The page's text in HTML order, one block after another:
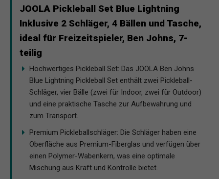
JOOLA Pickleball Set Blue Lightning
Inklusive 2 Schläger, 4 Bällen und Tasche,
ideal für Freizeitspieler, Ben Johns, 7-
teilig
Hochwertiges Pickleball Set: Das JOOLA Ben Johns
Blue Lightning Pickleball Set enthält zwei Pickleball-
Schläger, vier Bälle (zwei für Indoor, zwei für Outdoor)
und eine praktische Tasche zur Aufbewahrung und
zum Transport.
Premium Pickleballschläger: Die Schläger haben eine
Oberfläche aus Premium-Fiberglas und verfügen über
einen Polymer-Wabenkern, was eine optimale
Mischung aus Kraft und Kontrolle bietet.